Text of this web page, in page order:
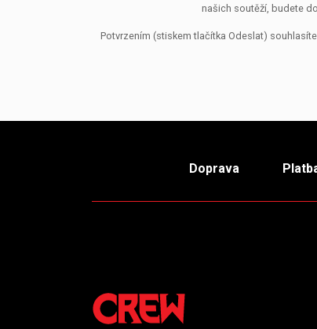
našich soutěží, budete
Potvrzením (stiskem tlačítka Odeslat)
Doprava